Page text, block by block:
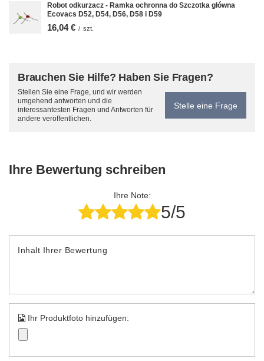
Robot odkurzacz - Ramka ochronna do Szczotka główna
Ecovacs D52, D54, D56, D58 i D59
16,04 € / szt.
Brauchen Sie Hilfe? Haben Sie Fragen?
Stellen Sie eine Frage, und wir werden
umgehend antworten und die
interessantesten Fragen und Antworten für
andere veröffentlichen.
Stelle eine Frage
Ihre Bewertung schreiben
Ihre Note:
5/5
Inhalt Ihrer Bewertung
Ihr Produktfoto hinzufügen: